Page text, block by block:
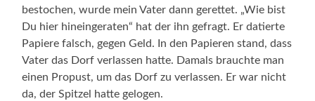
bestochen, wurde mein Vater dann gerettet. „Wie bist
Du hier hineingeraten“ hat der ihn gefragt. Er datierte
Papiere falsch, gegen Geld. In den Papieren stand, dass
Vater das Dorf verlassen hatte. Damals brauchte man
einen Propust, um das Dorf zu verlassen. Er war nicht
da, der Spitzel hatte gelogen.